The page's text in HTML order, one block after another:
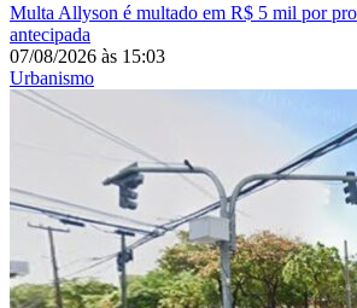
Multa Allyson é multado em R$ 5 mil por
antecipada
07/08/2026 às 15:03
Urbanismo